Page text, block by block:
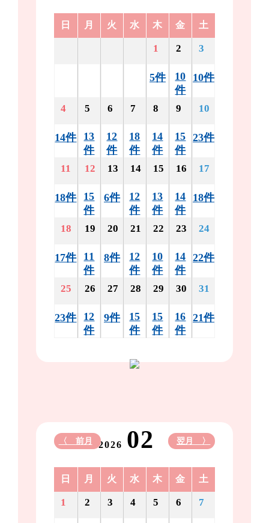
日 月 火 水 木 金 土
1
5件
2
10
件
3
10件
4
14件
5
13
件
6
12
件
7
18
件
8
14
件
9
15
件
10
23件
11
18件
12
15
件
13
6件
14
12
件
15
13
件
16
14
件
17
18件
18
17件
19
11
件
20
8件
21
12
件
22
10
件
23
14
件
24
22件
25
23件
26
12
件
27
9件
28
15
件
29
15
件
30
16
件
31
21件
2026 02
〈 前月 翌月 〉
日 月 火 水 木 金 土
1 2 3 4 5 6 7